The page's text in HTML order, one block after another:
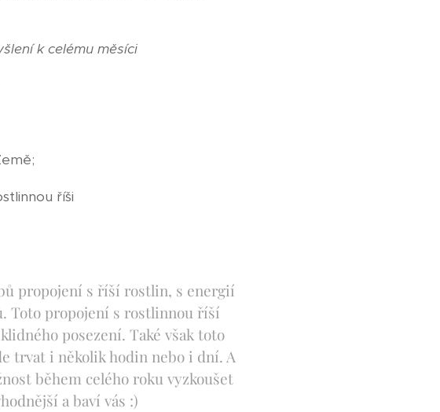
k celému měsíci
říši
propojení s říší rostlin, s energií
Toto propojení s rostlinnou říší
posezení. Také však toto
trvat i několik hodin nebo i dní. A
během celého roku vyzkoušet
a baví vás :)